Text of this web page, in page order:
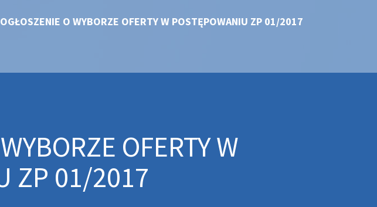
OGŁOSZENIE O WYBORZE OFERTY W POSTĘPOWANIU ZP 01/2017
OFERTY W
ZP 01/2017